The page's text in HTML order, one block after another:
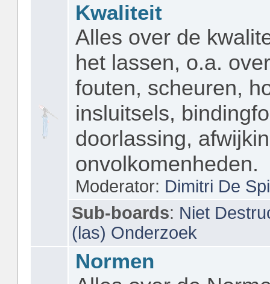
Kwaliteit
Alles over de
het lassen, o.a.
fouten, scheuren,
insluitsels,
doorlassing,
onvolkomenheden.
Moderator: Dimitri De
Sub-boards: Niet
(las) Onderzoek
Normen